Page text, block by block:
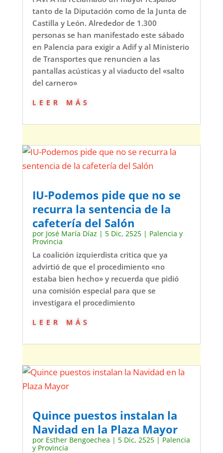
tanto de la Diputación como de la Junta de
Castilla y León. Alrededor de 1.300
personas se han manifestado este sábado
en Palencia para exigir a Adif y al Ministerio
de Transportes que renuncien a las
pantallas acústicas y al viaducto del «salto
del carnero»
leer más
IU-Podemos pide que no se
recurra la sentencia de la
cafetería del Salón
por José María Díaz | 5 Dic, 2525| Palencia y
Provincia
La coalición izquierdista critica que ya
advirtió de que el procedimiento «no
estaba bien hecho» y recuerda que pidió
una comisión especial para que se
investigara el procedimiento
leer más
Quince puestos instalan la
Navidad en la Plaza Mayor
por Esther Bengoechea | 5 Dic, 2525| Palencia
y Provincia